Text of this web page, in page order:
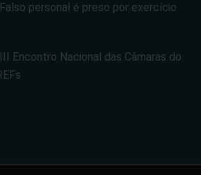
personal é preso por exercício
Encontro Nacional das Câmaras do